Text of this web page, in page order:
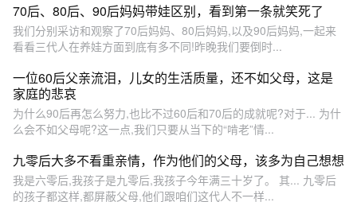
70后、80后、90后妈妈带娃区别，看到第一条就笑死了
我们分别采访和观察了70后妈妈、80后妈妈,以及90后妈妈,一起来
看看三代人在养娃方面到底有多不同!昨晚我们要倒时...
一位60后父亲流泪，儿女的生活质量，还不如父母，这是
家庭的悲哀
为什么90后再怎么努力,也比不过60后和70后的成就呢?对于... 为什
么会不如父母呢?这一点,我们只要从当下的“啃老”情...
九零后大多不看重亲情，作为他们的父母，该多为自己想想
我是六零后,我孩子是九零后,我孩子今年满三十岁了。 其... 九零后
的孩子都这样,都屏蔽父母,他们跟咱们这代人不一样...